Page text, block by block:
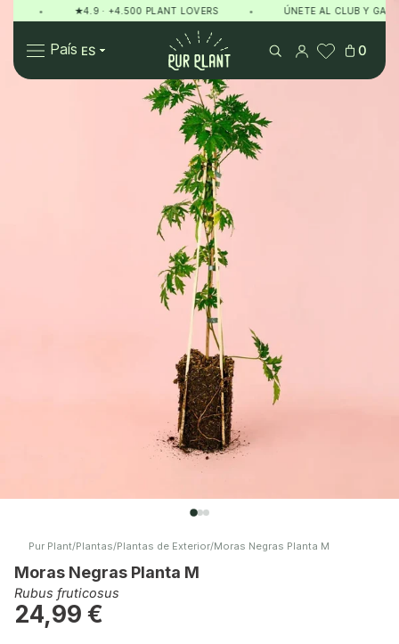
★4.9 · +4.500 PLANT LOVERS ÚNETE AL CLUB Y GANA
País
Pur Plant
0
Sobre Pur Plant
Pur Plant/Plantas/Plantas de Exterior/Moras Negras Planta M
Moras Negras Planta M
Rubus fruticosus
24,99 €